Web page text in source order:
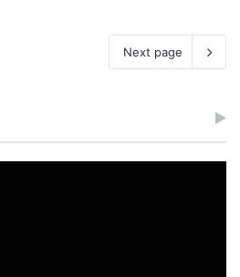
Next page